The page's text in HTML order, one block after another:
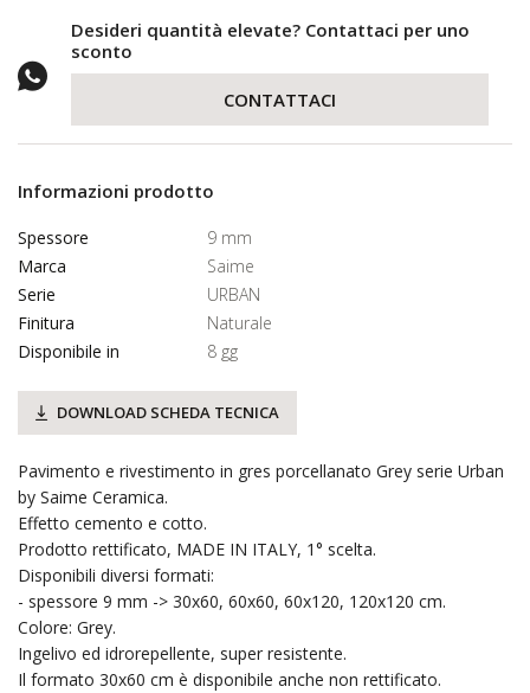
Desideri quantità elevate? Contattaci per uno
sconto
CONTATTACI
Informazioni prodotto
Spessore
9 mm
Marca
Saime
Serie
URBAN
Finitura
Naturale
Disponibile in
8 gg
DOWNLOAD SCHEDA TECNICA
Pavimento e rivestimento in gres porcellanato Grey serie Urban
by Saime Ceramica.
Effetto cemento e cotto.
Prodotto rettificato, MADE IN ITALY, 1° scelta.
Disponibili diversi formati:
- spessore 9 mm -> 30x60, 60x60, 60x120, 120x120 cm.
Colore: Grey.
Ingelivo ed idrorepellente, super resistente.
Il formato 30x60 cm è disponibile anche non rettificato.